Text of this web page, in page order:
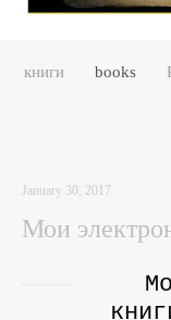
книги books
January 30, 2017
Мои